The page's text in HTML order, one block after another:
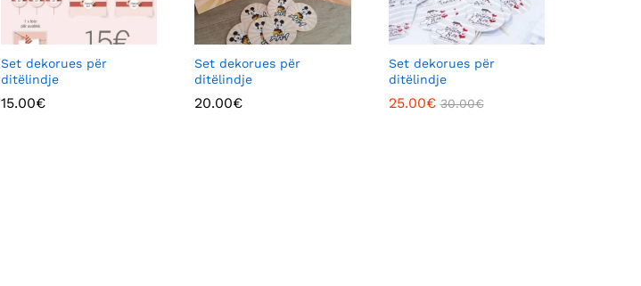
Set dekorues për
ditëlindje
15.00€
15.00€
Set dekorues për
ditëlindje
20.00€
20.00€
Set dekorues për
ditëlindje
25.00€ 30.00€
25.00€ 30.00€